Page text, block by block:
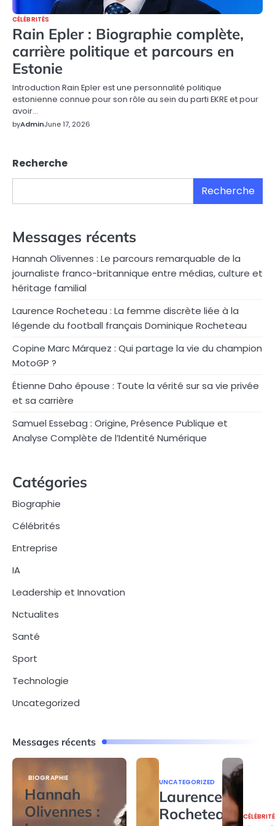
CÉLÉBRITÉS
Rain Epler : Biographie complète,
carrière politique et parcours en
Estonie
Introduction Rain Epler est une personnalité politique
estonienne connue pour son rôle au sein du parti EKRE et pour
avoir…
byAdminJune 17, 2026
Recherche
Recherche
Messages récents
Hannah Olivennes : Le parcours remarquable de la
journaliste franco-britannique entre médias, culture et
héritage familial
Laurence Rocheteau : La femme discrète liée à la
légende du football français Dominique Rocheteau
Copine Marc Márquez : Qui partage la vie du champion
MotoGP ?
Étienne Daho épouse : Toute la vérité sur sa vie privée
et sa carrière
Samuel Essebag : Origine, Présence Publique et
Analyse Complète de l’Identité Numérique
Catégories
Biographie
Célébrités
Entreprise
IA
Leadership et Innovation
Nctualites
Santé
Sport
Technologie
Uncategorized
Messages récents
BIOGRAPHIE
Hannah
Olivennes :
UNCATEGORIZED
Laurence
Rocheteau